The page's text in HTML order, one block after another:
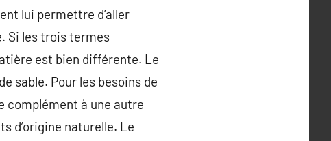
lui permettre d’aller
Si les trois termes
est bien différente. Le
sable. Pour les besoins de
complément à une autre
d’origine naturelle. Le